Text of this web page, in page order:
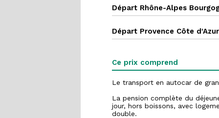
Départ Rhône-Alpes
Départ Provence Côte d'Azur
Ce prix comprend
Le transport en autocar de
La pension complète du
jour, hors boissons, avec
double.